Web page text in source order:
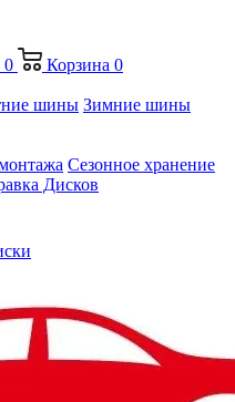
0 Корзина 0
шины Зимние шины
Сезонное хранение
Дисков